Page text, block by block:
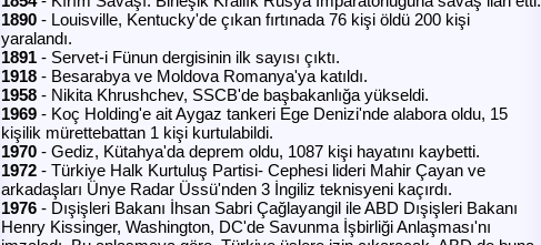
Ceptekiler.Com - v2025.01
Licence
1890 - Louisville, Kentucky'de çıkan fırtınada 76 kişi öldü 200 kişi
yaralandı.
1891 - Servet-i Fünun dergisinin ilk sayısı çıktı.
1918 - Besarabya ve Moldova Romanya'ya katıldı.
1958 - Nikita Khrushchev, SSCB'de başbakanlığa yükseldi.
1969 - Koç Holding'e ait Aygaz tankeri Ege Denizi'nde alabora oldu, 15
kişilik mürettebattan 1 kişi kurtulabildi.
1970 - Gediz, Kütahya'da deprem oldu, 1087 kişi hayatını kaybetti.
1972 - Türkiye Halk Kurtuluş Partisi- Cephesi lideri Mahir Çayan ve
arkadaşları Ünye Radar Üssü'nden 3 İngiliz teknisyeni kaçırdı.
1976 - Dışişleri Bakanı İhsan Sabri Çağlayangil ile ABD Dışişleri Bakanı
Henry Kissinger, Washington, DC'de Savunma İşbirliği Anlaşması'nı